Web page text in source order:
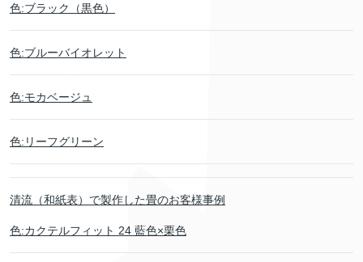
色:ブラック（黒色）
色:ブルーバイオレット
色:モカベージュ
色:リーフグリーン
清流（和紙表）で製作した畳のお客様事例
色:カクテルフィット 24 藍色×栗色